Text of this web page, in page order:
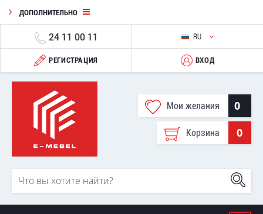
ДОПОЛНИТЕЛЬНО
24 11 00 11 RU
РЕГИСТРАЦИЯ ВХОД
Мои желания 0
Корзина 0